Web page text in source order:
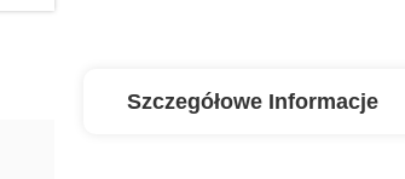
Szczegółowe Informacje